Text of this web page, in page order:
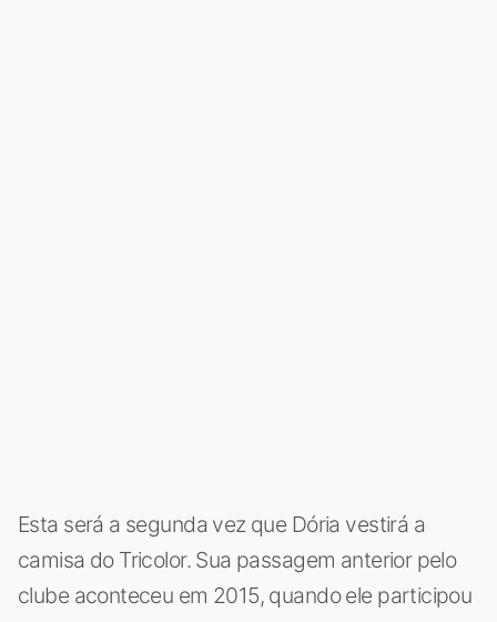
Esta será a segunda vez que Dória vestirá a
camisa do Tricolor. Sua passagem anterior pelo
clube aconteceu em 2015, quando ele participou